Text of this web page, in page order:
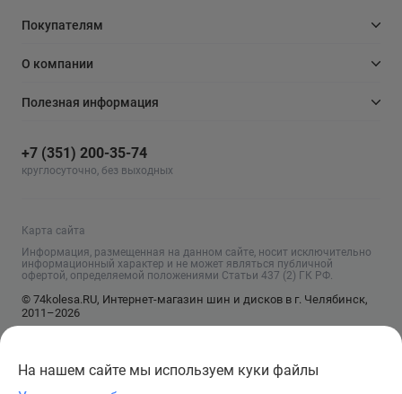
Покупателям
О компании
Полезная информация
+7 (351) 200-35-74
круглосуточно, без выходных
Карта сайта
Информация, размещенная на данном сайте, носит исключительно
информационный характер и не может являться публичной
офертой, определяемой положениями Статьи 437 (2) ГК РФ.
© 74kolesa.RU, Интернет-магазин шин и дисков в г. Челябинск,
2011–2026
На нашем сайте мы используем куки файлы